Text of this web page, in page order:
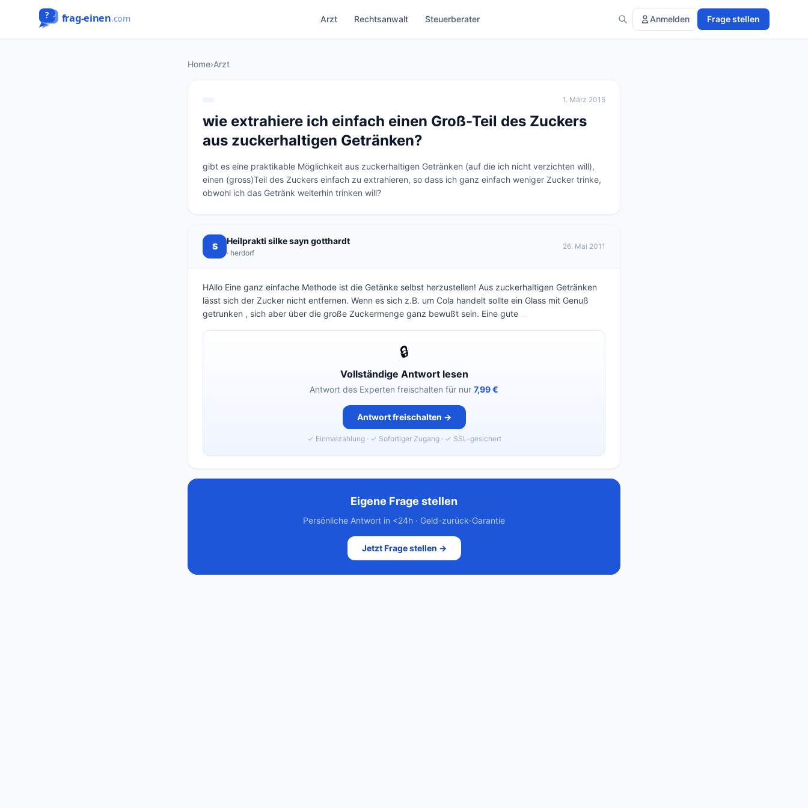
Arzt Rechtsanwalt Steuerberater Anmelden Frage stellen
Home›Arzt
1. März 2015
wie extrahiere ich einfach einen Groß-Teil des Zuckers
aus zuckerhaltigen Getränken?
gibt es eine praktikable Möglichkeit aus zuckerhaltigen Getränken (auf die ich nicht verzichten will),
einen (gross)Teil des Zuckers einfach zu extrahieren, so dass ich ganz einfach weniger Zucker trinke,
obwohl ich das Getränk weiterhin trinken will?
S
Heilprakti silke sayn gotthardt
· herdorf
26. Mai 2011
HAllo Eine ganz einfache Methode ist die Getänke selbst herzustellen! Aus zuckerhaltigen Getränken
lässt sich der Zucker nicht entfernen. Wenn es sich z.B. um Cola handelt sollte ein Glass mit Genuß
getrunken , sich aber über die große Zuckermenge ganz bewußt sein. Eine gute ...
🔒
Vollständige Antwort lesen
Antwort des Experten freischalten für nur 7,99 €
Antwort freischalten →
✓ Einmalzahlung · ✓ Sofortiger Zugang · ✓ SSL-gesichert
Eigene Frage stellen
Persönliche Antwort in <24h · Geld-zurück-Garantie
Jetzt Frage stellen →